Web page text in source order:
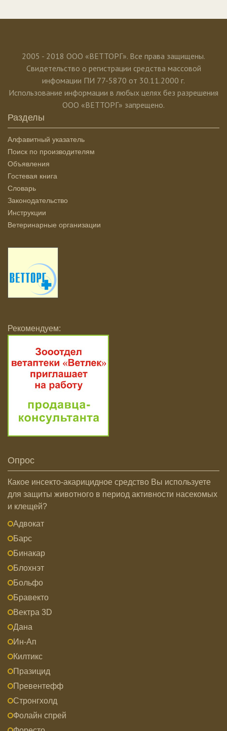
2005 - 2018 ООО «ВЕТТОРГ». Все права защищены.
Свидетельство о регистрации средства массовой
инфомации ПИ 77-5870 от 30.11.2000 г.
Использование информации в любых целях без разрешения
ООО «ВЕТТОРГ» запрещено.
Разделы
Алфавитный указатель
Поиск по производителям
Объявления
Гостевая книга
Словарь
Законодательство
Инструкции
Ветеринарные организации
Рекомендуем:
Опрос
Какое инсекто-акарицидное средство Вы используете
для защиты животного в период активности насекомых
и клещей?
Адвокат
Барс
Бинакар
Блохнэт
Больфо
Бравекто
Вектра 3D
Дана
Ин-Ап
Килтикс
Празицид
Превентефф
Стронгхолд
Фолайн спрей